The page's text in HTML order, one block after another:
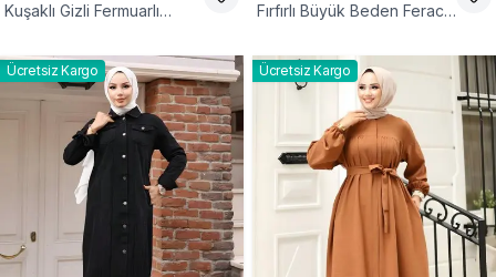
Kuşaklı Gizli Fermuarlı
Fırfırlı Büyük Beden Ferace
Ücretsiz Kargo Ücretsiz Kargo